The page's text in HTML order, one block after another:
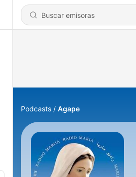
Podcasts Agape